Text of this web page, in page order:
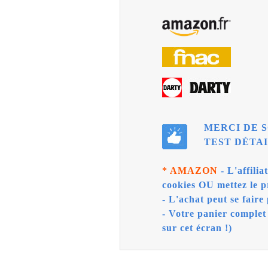
MERCI DE
TEST
* AMAZON -
cookies OU mettez le
- L'achat peut se faire
- Votre panier complet
sur cet écran !)